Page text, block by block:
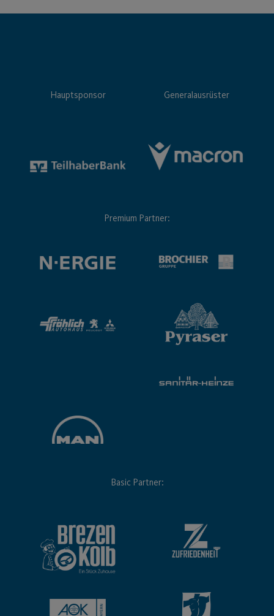
Hauptsponsor Generalausrüster
Premium Partner:
Basic Partner: